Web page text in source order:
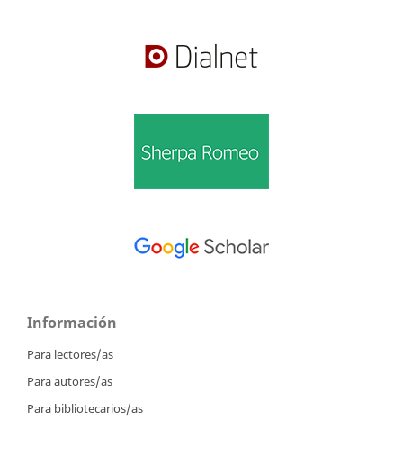
Información
Para lectores/as
Para autores/as
Para bibliotecarios/as